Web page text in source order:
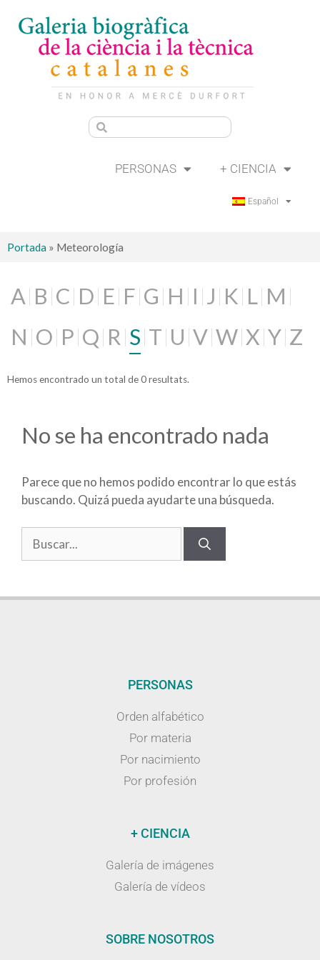
PERSONAS + CIENCIA
Español
Portada » Meteorología
A B C D E F G H I J K L M
N O P Q R S T U V W X Y Z
Hemos encontrado un total de 0 resultats.
No se ha encontrado nada
Parece que no hemos podido encontrar lo que estás
buscando. Quizá pueda ayudarte una búsqueda.
PERSONAS
Orden alfabético
Por materia
Por nacimiento
Por profesión
+ CIENCIA
Galería de imágenes
Galería de vídeos
SOBRE NOSOTROS